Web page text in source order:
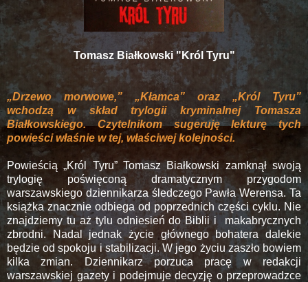
Tomasz Białkowski "Król Tyru"
„Drzewo morwowe,” „Kłamca” oraz „Król Tyru”
wchodzą w skład trylogii kryminalnej Tomasza
Białkowskiego. Czytelnikom sugeruję lekturę tych
powieści właśnie w tej, właściwej kolejności.
Powieścią „Król Tyru” Tomasz Białkowski zamknął swoją
trylogię poświęconą dramatycznym przygodom
warszawskiego dziennikarza śledczego Pawła Werensa. Ta
książka znacznie odbiega od poprzednich części cyklu. Nie
znajdziemy tu aż tylu odniesień do Biblii i
makabrycznych
zbrodni. Nadal jednak życie głównego bohatera dalekie
będzie od spokoju i stabilizacji. W jego życiu zaszło bowiem
kilka zmian. Dziennikarz porzuca pracę w redakcji
warszawskiej gazety i podejmuje decyzję o przeprowadzce